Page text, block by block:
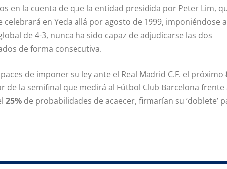
en la cuenta de que la entidad presidida por Peter Lim,
en Yeda allá por agosto de 1999, imponiéndose
de 4-3, nunca ha sido capaz de adjudicarse las dos
de forma consecutiva.
de imponer su ley ante el Real Madrid C.F. el próximo
de la semifinal que medirá al Fútbol Club Barcelona frente
25% de probabilidades de acaecer, firmarían su ‘doblete’